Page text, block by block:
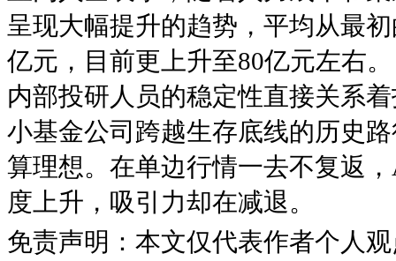
呈现大幅提升的趋势，平均从最
亿元，目前更上升至80亿元左右。
内部投研人员的稳定性直接关系
小基金公司跨越生存底线的历史
算理想。在单边行情一去不复返
度上升，吸引力却在减退。
免责声明：本文仅代表作者个人